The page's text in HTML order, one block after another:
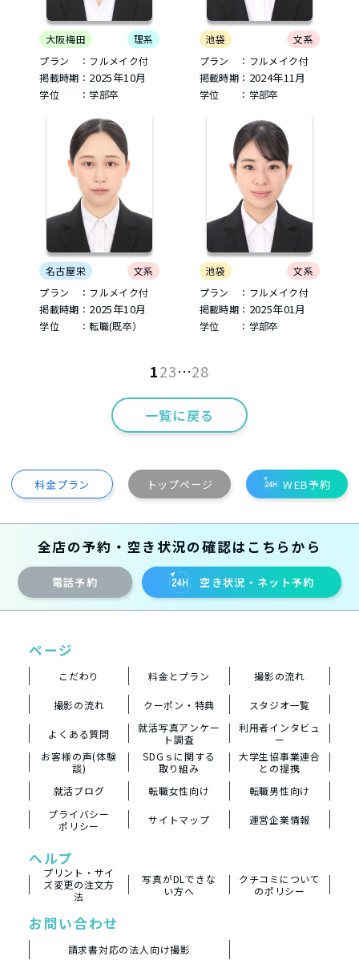
大阪梅田
理系
プラン ：フルメイク付
掲載時期： 2025年10月
学位 ：学部卒
池袋
文系
プラン ：フルメイク付
掲載時期： 2024年11月
学位 ：学部卒
名古屋栄
文系
プラン ：フルメイク付
掲載時期： 2025年10月
学位 ：転職(既卒）
池袋
文系
プラン ：フルメイク付
掲載時期： 2025年01月
学位 ：学部卒
123…28
一覧に戻る
料金プラン トップページ WEB予約
全店の予約・空き状況の確認はこちらから
電話予約 空き状況・ネット予約
ページ
こだわり 料金とプラン 撮影の流れ
撮影の流れ クーポン・特典 スタジオ一覧
よくある質問
就活写真アンケー
ト調査
利用者インタビュ
ー
お客様の声(体験
談)
SDGｓに関する
取り組み
大学生協事業連合
との提携
就活ブログ
転職女性向け
転職男性向け
プライバシー
ポリシー
サイトマップ 運営企業情報
ヘルプ
プリント・サイ
ズ変更の注文方
法
写真がDLできな
い方へ
クチコミについて
のポリシー
お問い合わせ
請求書対応の法人向け撮影